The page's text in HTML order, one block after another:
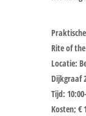
Rite of
Locatie:
Dijkgraaf
Tijd:
Kosten; €